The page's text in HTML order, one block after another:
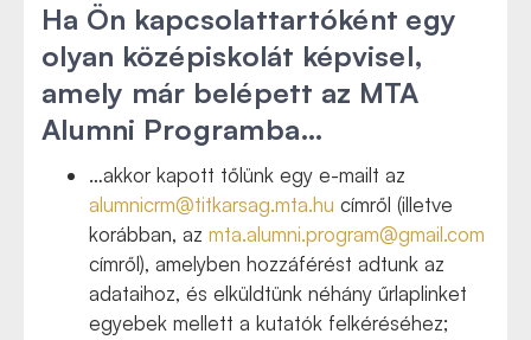
Ha Ön kapcsolattartóként egy
olyan középiskolát képvisel,
amely már belépett az MTA
Alumni Programba…
…akkor kapott tőlünk egy e-mailt az
alumnicrm@titkarsag.mta.hu címről (illetve
korábban, az mta.alumni.program@gmail.com
címről), amelyben hozzáférést adtunk az
adataihoz, és elküldtünk néhány űrlaplinket
egyebek mellett a kutatók felkéréséhez;